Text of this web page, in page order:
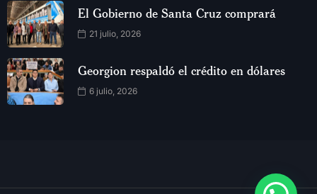
El Gobierno de Santa Cruz comprará
21 julio, 2026
Georgion respaldó el crédito en dólares
6 julio, 2026